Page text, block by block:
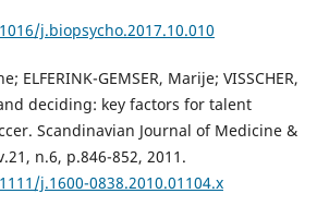
j.biopsycho.2017.10.010
ELFERINK-GEMSER, Marije; VISSCHER,
deciding: key factors for talent
Scandinavian Journal of Medicine &
n.6, p.846-852, 2011.
j.1600-0838.2010.01104.x